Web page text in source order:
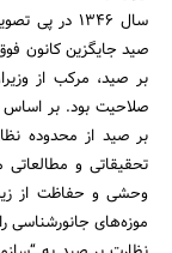
سال 1346 در
صید جایگزین کانون
بر صید، مرکب از
بر صید از محدوده
تحقیقاتی و
وحشی و حفاظت از